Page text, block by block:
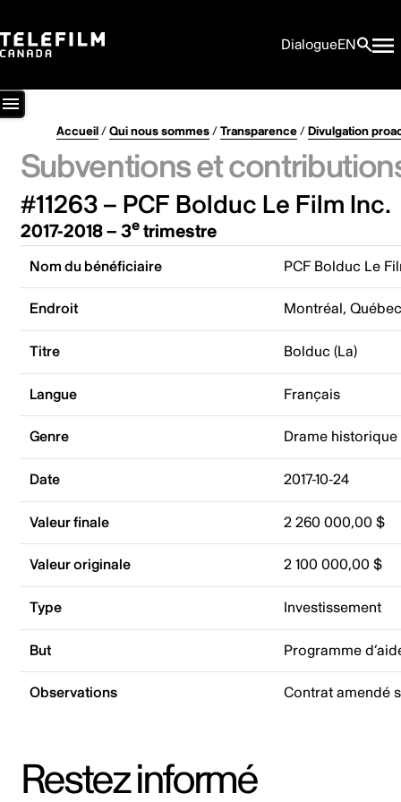
DialogueEN
Accueil/Qui nous sommes/Transparence/Divulgation
Subventions et
#11263 – PCF Bolduc Le Film Inc.
2017-2018 – 3etrimestre
Nom du bénéficiaire PCF Bolduc Le
Endroit Montréal,
Titre Bolduc (La)
Langue Français
Genre Drame historique
Date 2017-10-24
Valeur finale 2 260 000,00 $
Valeur originale 2 100 000,00 $
Type Investissement
But Programme
Observations Contrat amendé
Restez informé